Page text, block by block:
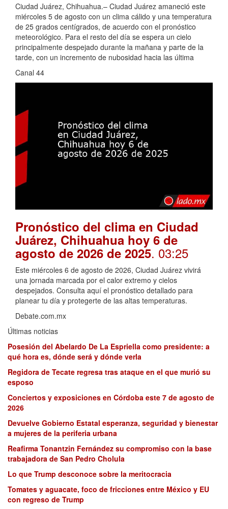
Ciudad Juárez, Chihuahua.– Ciudad Juárez amaneció este
miércoles 5 de agosto con un clima cálido y una temperatura
de 25 grados centígrados, de acuerdo con el pronóstico
meteorológico. Para el resto del día se espera un cielo
principalmente despejado durante la mañana y parte de la
tarde, con un incremento de nubosidad hacia las última
Canal 44
Pronóstico del clima en Ciudad
Juárez, Chihuahua hoy 6 de
agosto de 2026 de 2025. 03:25
Este miércoles 6 de agosto de 2026, Ciudad Juárez vivirá
una jornada marcada por el calor extremo y cielos
despejados. Consulta aquí el pronóstico detallado para
planear tu día y protegerte de las altas temperaturas.
Debate.com.mx
Últimas noticias
Posesión del Abelardo De La Espriella como presidente: a
qué hora es, dónde será y dónde verla
Regidora de Tecate regresa tras ataque en el que murió su
esposo
Conciertos y exposiciones en Córdoba este 7 de agosto de
2026
Devuelve Gobierno Estatal esperanza, seguridad y bienestar
a mujeres de la periferia urbana
Reafirma Tonantzin Fernández su compromiso con la base
trabajadora de San Pedro Cholula
Lo que Trump desconoce sobre la meritocracia
Tomates y aguacate, foco de fricciones entre México y EU
con regreso de Trump